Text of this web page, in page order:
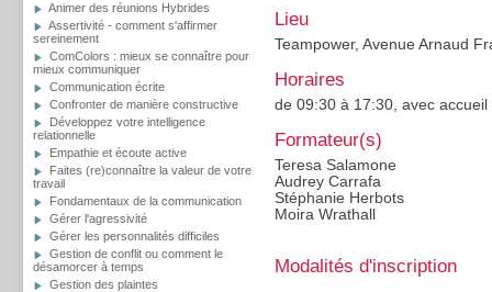
Animer des réunions Hybrides
Assertivité - comment s'affirmer
sereinement
ComColors : mieux se connaître pour
mieux communiquer
Communication écrite
Confronter de manière constructive
Développez votre intelligence
relationnelle
Empathie et écoute active
Faites (re)connaître la valeur de votre
travail
Fondamentaux de la communication
Gérer l'agressivité
Gérer les personnalités difficiles
Gestion de conflit ou comment le
désamorcer à temps
Gestion des plaintes
Lieu
Teampower, Avenue Arnaud
Horaires
de 09:30 à 17:30, avec
Formateur(s)
Teresa Salamone
Audrey Carrafa
Stéphanie Herbots
Moira Wrathall
Modalités d'inscription